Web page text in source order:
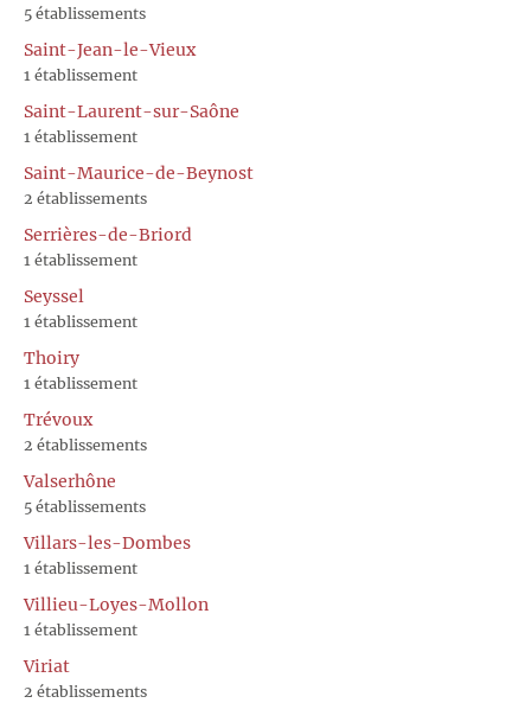
5 établissements
Saint-Jean-le-Vieux
1 établissement
Saint-Laurent-sur-Saône
1 établissement
Saint-Maurice-de-Beynost
2 établissements
Serrières-de-Briord
1 établissement
Seyssel
1 établissement
Thoiry
1 établissement
Trévoux
2 établissements
Valserhône
5 établissements
Villars-les-Dombes
1 établissement
Villieu-Loyes-Mollon
1 établissement
Viriat
2 établissements